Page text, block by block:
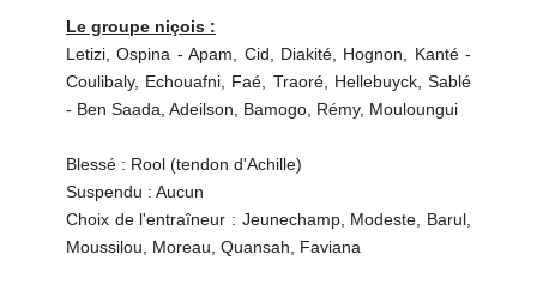
Le groupe niçois :
Letizi, Ospina - Apam, Cid, Diakité, Hognon, Kanté -
Coulibaly, Echouafni, Faé, Traoré, Hellebuyck, Sablé
- Ben Saada, Adeilson, Bamogo, Rémy, Mouloungui
Blessé : Rool (tendon d'Achille)
Suspendu : Aucun
Choix de l'entraîneur : Jeunechamp, Modeste, Barul,
Moussilou, Moreau, Quansah, Faviana